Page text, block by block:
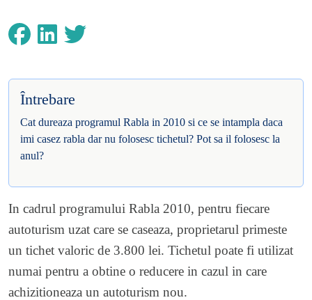
Întrebare
Cat dureaza programul Rabla in 2010 si ce se intampla daca
imi casez rabla dar nu folosesc tichetul? Pot sa il folosesc la
anul?
In cadrul programului Rabla 2010, pentru fiecare
autoturism uzat care se caseaza, proprietarul primeste
un tichet valoric de 3.800 lei. Tichetul poate fi utilizat
numai pentru a obtine o reducere in cazul in care
achizitioneaza un autoturism nou.